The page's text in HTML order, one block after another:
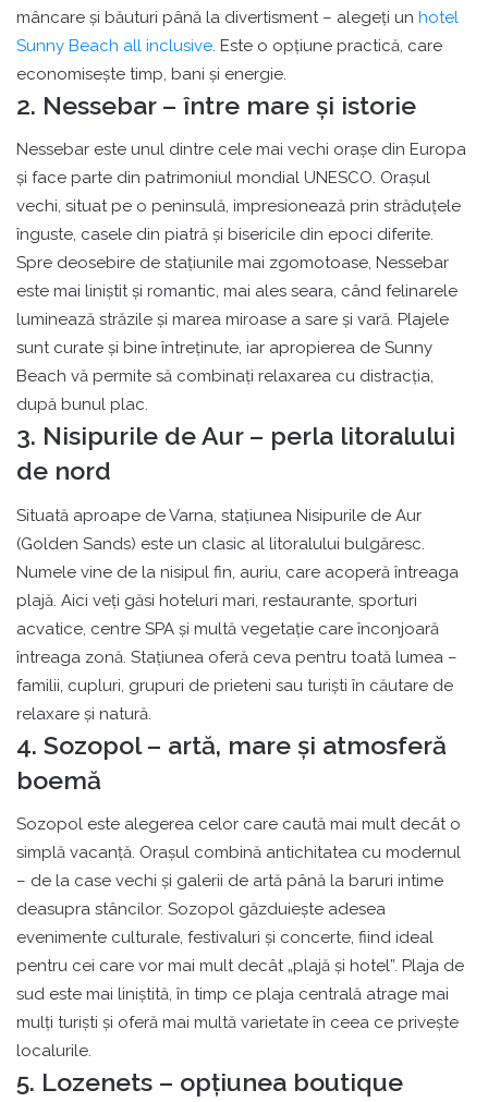
mâncare și băuturi până la divertisment – alegeți un hotel
Sunny Beach all inclusive . Este o opțiune practică, care
economisește timp, bani și energie.
2. Nessebar – între mare și istorie
Nessebar este unul dintre cele mai vechi orașe din Europa
și face parte din patrimoniul mondial UNESCO. Orașul
vechi, situat pe o peninsulă, impresionează prin străduțele
înguste, casele din piatră și bisericile din epoci diferite.
Spre deosebire de stațiunile mai zgomotoase, Nessebar
este mai liniștit și romantic, mai ales seara, când felinarele
luminează străzile și marea miroase a sare și vară. Plajele
sunt curate și bine întreținute, iar apropierea de Sunny
Beach vă permite să combinați relaxarea cu distracția,
după bunul plac.
3. Nisipurile de Aur – perla litoralului
de nord
Situată aproape de Varna, stațiunea Nisipurile de Aur
(Golden Sands) este un clasic al litoralului bulgăresc.
Numele vine de la nisipul fin, auriu, care acoperă întreaga
plajă. Aici veți găsi hoteluri mari, restaurante, sporturi
acvatice, centre SPA și multă vegetație care înconjoară
întreaga zonă. Stațiunea oferă ceva pentru toată lumea –
familii, cupluri, grupuri de prieteni sau turiști în căutare de
relaxare și natură.
4. Sozopol – artă, mare și atmosferă
boemă
Sozopol este alegerea celor care caută mai mult decât o
simplă vacanță. Orașul combină antichitatea cu modernul
– de la case vechi și galerii de artă până la baruri intime
deasupra stâncilor. Sozopol găzduiește adesea
evenimente culturale, festivaluri și concerte, fiind ideal
pentru cei care vor mai mult decât „plajă și hotel”. Plaja de
sud este mai liniștită, în timp ce plaja centrală atrage mai
mulți turiști și oferă mai multă varietate în ceea ce privește
localurile.
5. Lozenets – opțiunea boutique